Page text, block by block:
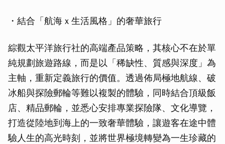
・結合「航海ｘ生活風格」的奢華旅行
綜觀太平洋旅行社的高端產品策略，其核心不在於單
純規劃旅遊路線，而是以「稀缺性、質感與深度」為
主軸，重新定義旅行的價值。透過佈局極地航線、破
冰船與探險郵輪等難以複製的體驗，同時結合頂級飯
店、精品郵輪，並悉心安排專業探險隊、文化導覽，
打造從陸地到海上的一致奢華體驗，讓遊客在途中體
驗人生的高光時刻，並將世界極境轉變為一生珍藏的